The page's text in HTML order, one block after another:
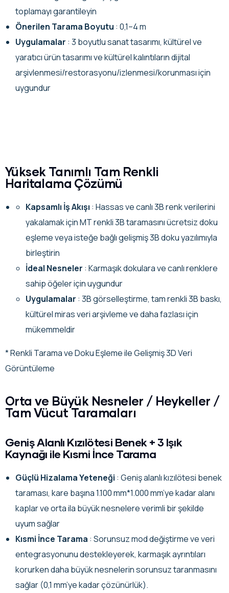
toplamayı garantileyin
Önerilen Tarama Boyutu : 0,1–4 m
Uygulamalar : 3 boyutlu sanat tasarımı, kültürel ve
yaratıcı ürün tasarımı ve kültürel kalıntıların dijital
arşivlenmesi/restorasyonu/izlenmesi/korunması için
uygundur
Yüksek Tanımlı Tam Renkli
Haritalama Çözümü
Kapsamlı İş Akışı : Hassas ve canlı 3B renk verilerini
yakalamak için MT renkli 3B taramasını ücretsiz doku
eşleme veya isteğe bağlı gelişmiş 3B doku yazılımıyla
birleştirin
İdeal Nesneler : Karmaşık dokulara ve canlı renklere
sahip öğeler için uygundur
Uygulamalar : 3B görselleştirme, tam renkli 3B baskı,
kültürel miras veri arşivleme ve daha fazlası için
mükemmeldir
* Renkli Tarama ve Doku Eşleme ile Gelişmiş 3D Veri
Görüntüleme
Orta ve Büyük Nesneler / Heykeller /
Tam Vücut Taramaları
Geniş Alanlı Kızılötesi Benek + 3 Işık
Kaynağı ile Kısmi İnce Tarama
Güçlü Hizalama Yeteneği : Geniş alanlı kızılötesi benek
taraması, kare başına 1.100 mm*1.000 mm’ye kadar alanı
kaplar ve orta ila büyük nesnelere verimli bir şekilde
uyum sağlar
Kısmi İnce Tarama : Sorunsuz mod değiştirme ve veri
entegrasyonunu destekleyerek, karmaşık ayrıntıları
korurken daha büyük nesnelerin sorunsuz taranmasını
sağlar (0,1 mm’ye kadar çözünürlük).